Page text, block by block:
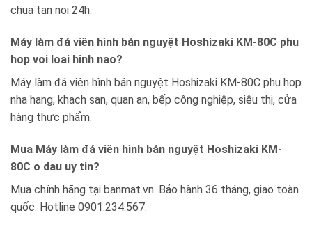
chua tan noi 24h.
Máy làm đá viên hình bán nguyệt Hoshizaki KM-80C phu
hop voi loai hinh nao?
Máy làm đá viên hình bán nguyệt Hoshizaki KM-80C phu hop
nha hang, khach san, quan an, bếp công nghiệp, siêu thị, cửa
hàng thực phẩm.
Mua Máy làm đá viên hình bán nguyệt Hoshizaki KM-
80C o dau uy tin?
Mua chính hãng tại banmat.vn. Bảo hành 36 tháng, giao toàn
quốc. Hotline 0901.234.567.